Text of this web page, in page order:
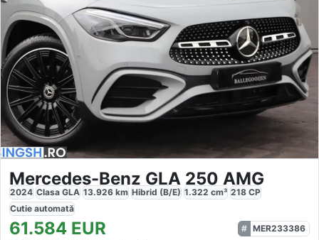
Mercedes-Benz GLA 250 AMG
2024 Clasa GLA 13.926 km Hibrid (B/E) 1.322 cm³ 218 CP
Cutie automată
61.584 EUR
MER233386